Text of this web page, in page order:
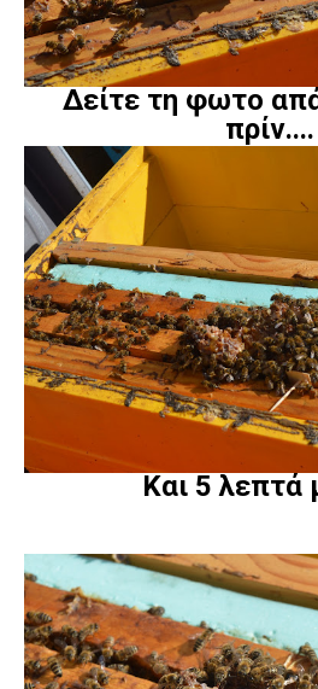
Δείτε τη φωτο
πρίν....
Και 5 λεπτά